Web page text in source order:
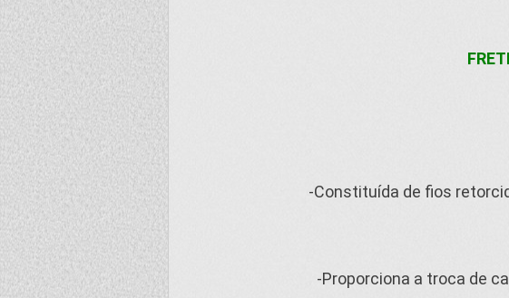
-Constituída de fios
-Proporciona a troca de